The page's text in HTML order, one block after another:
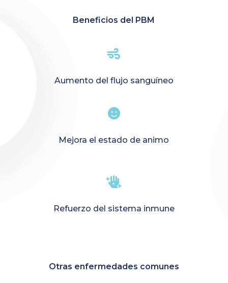
Beneficios del PBM

Aumento del flujo sanguíneo

Mejora el estado de animo

Refuerzo del sistema inmune
Otras enfermedades comunes